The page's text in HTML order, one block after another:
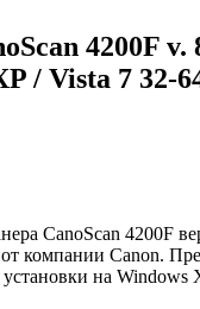
4200F v.
/ Vista 7 32-
CanoScan 4200F
компании Canon.
установки на Windows